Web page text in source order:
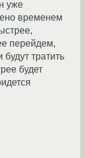
уже
временем
перейдем,
тратить
будет